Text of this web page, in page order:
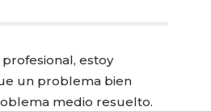
estoy
un problema bien
medio resuelto.